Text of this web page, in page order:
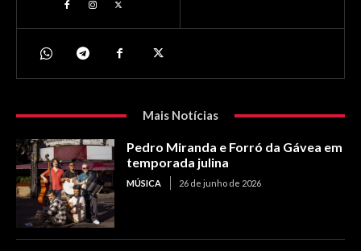
Mais Notícias
Pedro Miranda e Forró da Gávea em
temporada julina
MÚSICA 26 de junho de 2026